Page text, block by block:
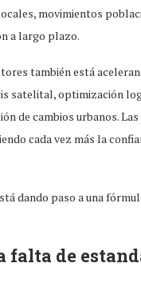
movimientos
a largo plazo.
también está
satelital, optimización
de cambios urbanos.
cada vez más la
dando paso a una
falta de